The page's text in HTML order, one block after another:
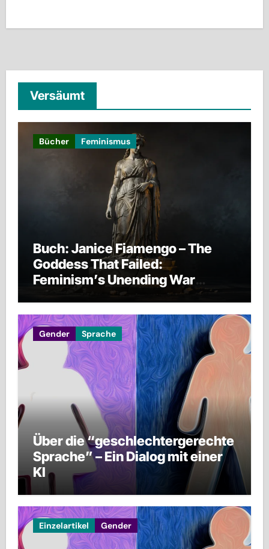
Versäumt
Bücher Feminismus
Buch: Janice Fiamengo – The
Goddess That Failed:
Feminism’s Unending War
against Men, Families, and
Civilization Itself
Gender Sprache
Über die “geschlechtergerechte
Sprache” – Ein Dialog mit einer
KI
Einzelartikel Gender